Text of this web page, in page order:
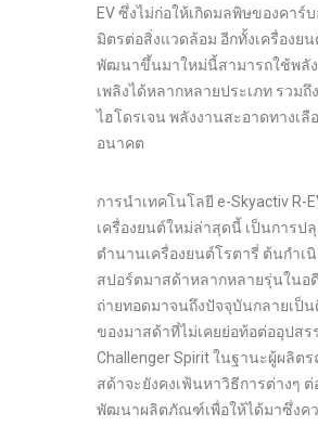
EV ซึ่งไม่ก่อให้เกิดมลพิษของคาร์
มิตรต่อสิ่งแวดล้อม อีกทั้งเครื่องย
พัฒนาขึ้นมาใหม่นี้สามารถใช้พลัง
เพลิงได้หลากหลายประเภท รวมถึ
ไฮโดรเจน พลังงานสะอาดทางเลื
อนาคต
การนำเทคโนโลยี e-Skyactiv R-
เครื่องยนต์ใหม่ล่าสุดนี้ เป็นการ
ตำนานเครื่องยนต์โรตารี่ ต้นกำเ
สปอร์ตมาสด้าหลากหลายรุ่นในอ
ถ่ายทอดมาจนถึงปัจจุบันกลายเป็น
ของมาสด้าที่ไม่เคยย่อท้อต่ออุปสร
Challenger Spirit ในฐานะผู้ผลิต
สด้าจะยังคงเฟ้นหาวิธีการต่างๆ ต่
พัฒนาผลิตภัณฑ์เพื่อให้ได้มาซึ่งค